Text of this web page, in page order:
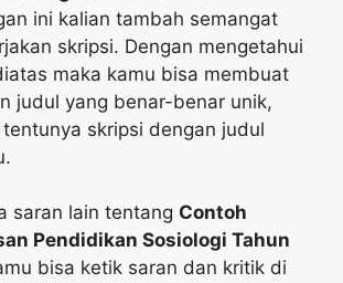
ini kalian tambah semangat
skripsi. Dengan mengetahui
maka kamu bisa membuat
judul yang benar-benar unik,
skripsi dengan judul
saran lain tentang Contoh
Pendidikan Sosiologi Tahun
bisa ketik saran dan kritik di